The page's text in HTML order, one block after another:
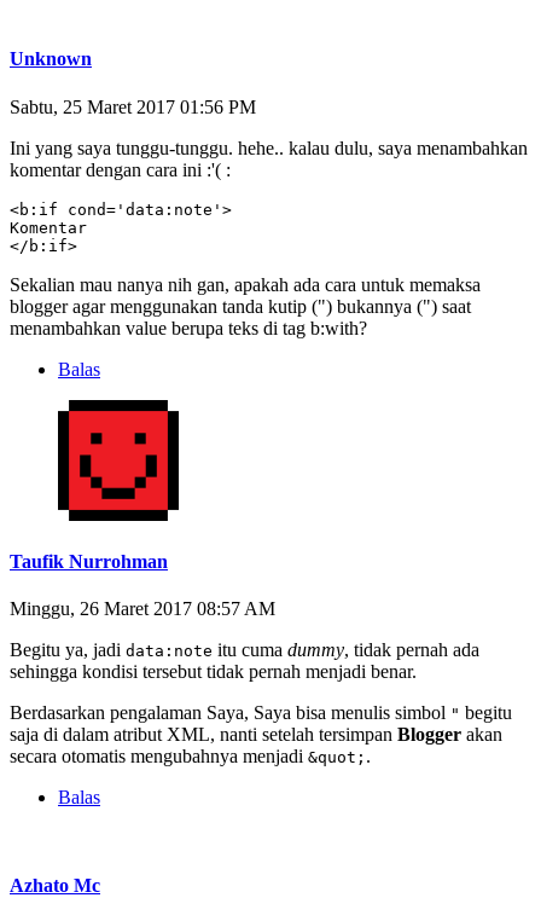
Unknown
Sabtu, 25 Maret 2017 01:56 PM
Ini yang saya tunggu-tunggu. hehe.. kalau dulu, saya menambahkan
komentar dengan cara ini :'( :
<b:if cond='data:note'>
Komentar
</b:if>
Sekalian mau nanya nih gan, apakah ada cara untuk memaksa
blogger agar menggunakan tanda kutip (") bukannya (") saat
menambahkan value berupa teks di tag b:with?
Balas
Taufik Nurrohman
Minggu, 26 Maret 2017 08:57 AM
Begitu ya, jadi data:note itu cuma dummy, tidak pernah ada
sehingga kondisi tersebut tidak pernah menjadi benar.
Berdasarkan pengalaman Saya, Saya bisa menulis simbol " begitu
saja di dalam atribut XML, nanti setelah tersimpan Blogger akan
secara otomatis mengubahnya menjadi &quot; .
Balas
Azhato Mc